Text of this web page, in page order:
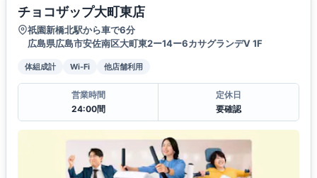
チョコザップ大町東店
祇園新橋北駅から車で6分
広島県広島市安佐南区大町東2ー14ー6カサグランデV 1F
体組成計 Wi-Fi 他店舗利用
営業時間
24:00間
定休日
要確認